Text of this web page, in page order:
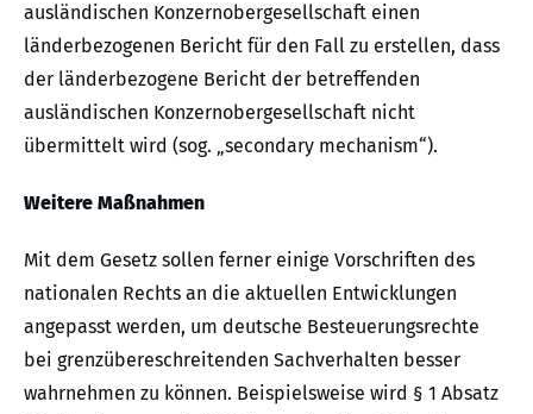
ausländischen Konzernobergesellschaft einen
länderbezogenen Bericht für den Fall zu erstellen, dass
der länderbezogene Bericht der betreffenden
ausländischen Konzernobergesellschaft nicht
übermittelt wird (sog. „secondary mechanism“).
Weitere Maßnahmen
Mit dem Gesetz sollen ferner einige Vorschriften des
nationalen Rechts an die aktuellen Entwicklungen
angepasst werden, um deutsche Besteuerungsrechte
bei grenzübereschreitenden Sachverhalten besser
wahrnehmen zu können. Beispielsweise wird § 1 Absatz